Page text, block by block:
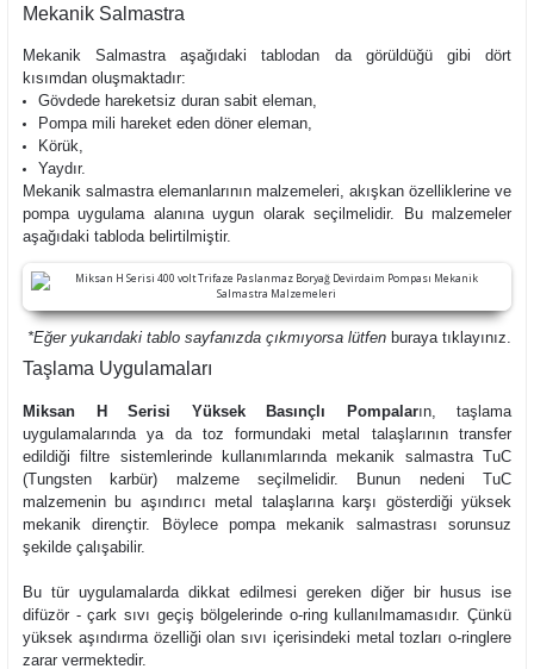
Mekanik Salmastra
Mekanik Salmastra aşağıdaki tablodan da görüldüğü gibi dört
kısımdan oluşmaktadır:
Gövdede hareketsiz duran sabit eleman,
Pompa mili hareket eden döner eleman,
Körük,
Yaydır.
Mekanik salmastra elemanlarının malzemeleri, akışkan özelliklerine ve
pompa uygulama alanına uygun olarak seçilmelidir. Bu malzemeler
aşağıdaki tabloda belirtilmiştir.
*Eğer yukarıdaki tablo sayfanızda çıkmıyorsa lütfen burayatıklayınız.
Taşlama Uygulamaları
Miksan H Serisi Yüksek Basınçlı Pompaların, taşlama
uygulamalarında ya da toz formundaki metal talaşlarının transfer
edildiği filtre sistemlerinde kullanımlarında mekanik salmastra TuC
(Tungsten karbür) malzeme seçilmelidir. Bunun nedeni TuC
malzemenin bu aşındırıcı metal talaşlarına karşı gösterdiği yüksek
mekanik dirençtir. Böylece pompa mekanik salmastrası sorunsuz
şekilde çalışabilir.
Bu tür uygulamalarda dikkat edilmesi gereken diğer bir husus ise
difüzör - çark sıvı geçiş bölgelerinde o-ring kullanılmamasıdır. Çünkü
yüksek aşındırma özelliği olan sıvı içerisindeki metal tozları o-ringlere
zarar vermektedir.